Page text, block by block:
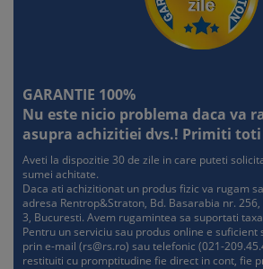
GARANTIE 100%
Nu este nicio problema daca va
asupra achizitiei dvs.! Primiti
Aveti la dispozitie 30 de zile in care puteti
sumei achitate.
Daca ati achizitionat un produs fizic va rugam
adresa Rentrop&Straton, Bd. Basarabia nr.
3, Bucuresti. Avem rugamintea sa suportati
Pentru un serviciu sau produs online e suficient
prin e-mail (rs@rs.ro) sau telefonic (021-
restituiti cu promptitudine fie direct in cont, fie